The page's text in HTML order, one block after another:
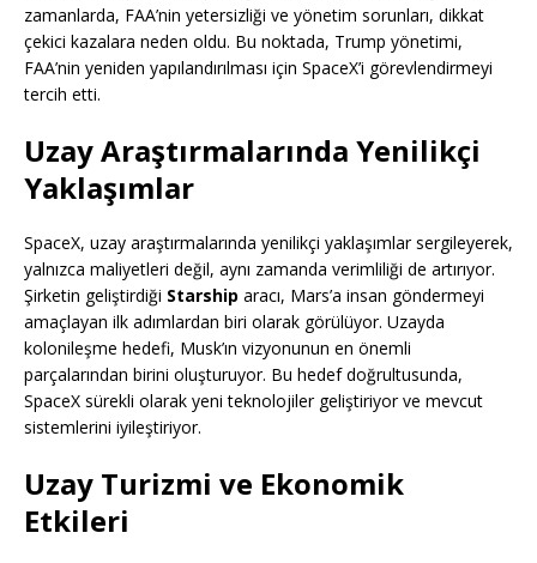
zamanlarda, FAA’nin yetersizliği ve yönetim sorunları, dikkat
çekici kazalara neden oldu. Bu noktada, Trump yönetimi,
FAA’nin yeniden yapılandırılması için SpaceX’i görevlendirmeyi
tercih etti.
Uzay Araştırmalarında Yenilikçi
Yaklaşımlar
SpaceX, uzay araştırmalarında yenilikçi yaklaşımlar sergileyerek,
yalnızca maliyetleri değil, aynı zamanda verimliliği de artırıyor.
Şirketin geliştirdiği Starship aracı, Mars’a insan göndermeyi
amaçlayan ilk adımlardan biri olarak görülüyor. Uzayda
kolonileşme hedefi, Musk’ın vizyonunun en önemli
parçalarından birini oluşturuyor. Bu hedef doğrultusunda,
SpaceX sürekli olarak yeni teknolojiler geliştiriyor ve mevcut
sistemlerini iyileştiriyor.
Uzay Turizmi ve Ekonomik
Etkileri